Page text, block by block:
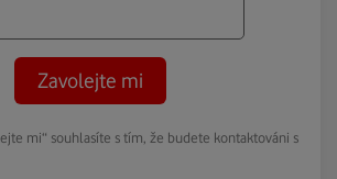
Zavolejte mi
mi“ souhlasíte s tím, že budete kontaktováni s